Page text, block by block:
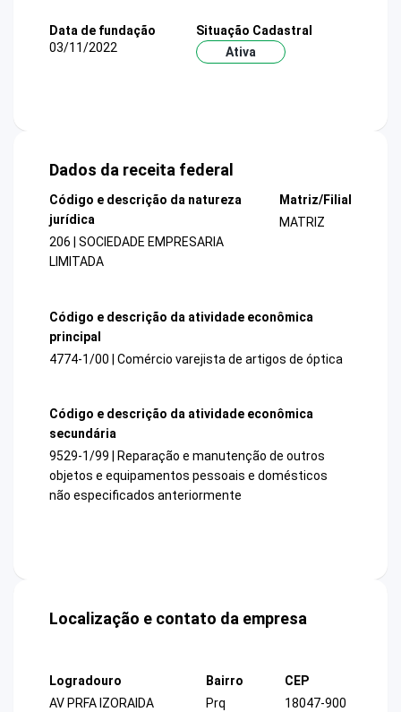
Data de fundação
03/11/2022
Situação Cadastral
Ativa
Dados da receita federal
Código e descrição da natureza
jurídica
206 | SOCIEDADE EMPRESARIA
LIMITADA
Matriz/Filial
MATRIZ
Código e descrição da atividade econômica
principal
4774-1/00 | Comércio varejista de artigos de óptica
Código e descrição da atividade econômica
secundária
9529-1/99 | Reparação e manutenção de outros
objetos e equipamentos pessoais e domésticos
não especificados anteriormente
Localização e contato da empresa
Logradouro
AV PRFA IZORAIDA
Bairro
Prq
CEP
18047-900